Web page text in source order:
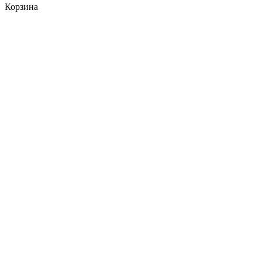
Корзина